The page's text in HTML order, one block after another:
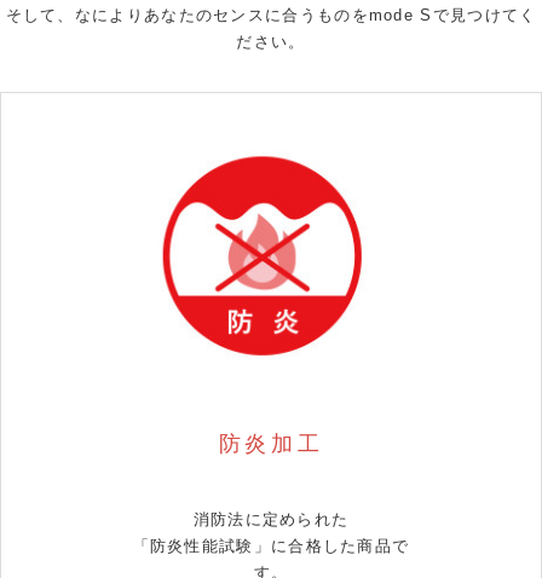
そして、なによりあなたのセンスに合うものをmode Sで見つけてく
ださい。
防炎加工
消防法に定められた
「防炎性能試験」に合格した商品で
す。